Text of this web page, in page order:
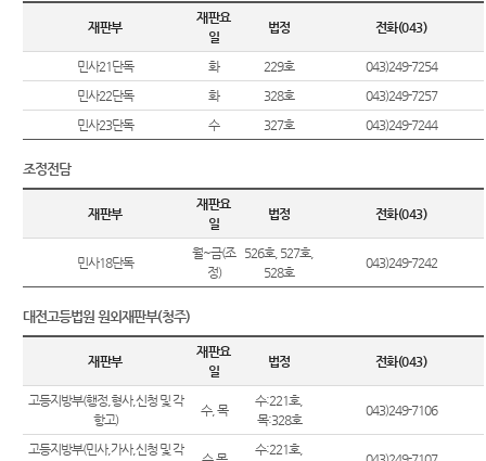
재판부
재판요
일
법정 전화(043)
민사21단독 화 229호
043)249-7254
민사22단독
화 328호
043)249-7257
민사23단독
수 327호 043)249-7244
조정전담
재판부
재판요
일
법정 전화(043)
민사18단독
월~금(조
정)
526호, 527호,
528호
043)249-7242
대전고등법원 원외재판부(청주)
재판부
재판요
일
법정 전화(043)
고등지방부(행정,형사,신청 및 각
항고)
수, 목
수:221호,
목:328호
043)249-7106
고등지방부(민사,가사,신청 및 각 수:221호,